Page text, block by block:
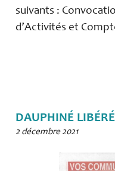
suivants :
d’Activités et
DAUPHINÉ
2 décembre 2021